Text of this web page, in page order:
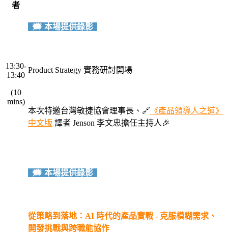
者
13:30-
13:40
(10
mins)
🗯️ 本場提供錄影
Product Strategy 實務研討開場
本次特邀台灣敏捷協會理事長、🔗 《產品領導人之道》
中文版 譯者 Jenson 李文忠擔任主持人🎉
🗯️ 本場提供錄影
從策略到落地：AI 時代的產品實戰 - 克服模糊需求、
開發挑戰與跨職能協作